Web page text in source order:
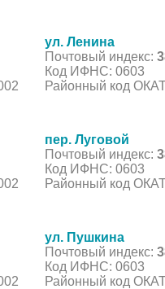
ул. Ленина
Почтовый индекс:
Код ИФНС: 0603
Районный код
пер. Луговой
Почтовый индекс:
Код ИФНС: 0603
Районный код
ул. Пушкина
Почтовый индекс:
Код ИФНС: 0603
Районный код